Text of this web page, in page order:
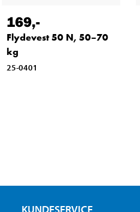
169,-
Flydevest 50 N, 50–70
kg
25-0401